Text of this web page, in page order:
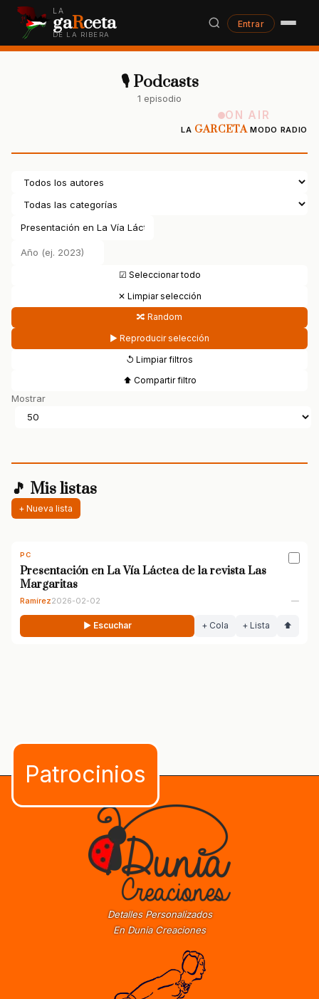
LA
gaRceta
DE LA RIBERA
Entrar
🎙 Podcasts
1 episodio
ON AIR
LA GARCETAMODO RADIO
☑ Seleccionar todo
✕ Limpiar selección
🔀 Random
▶ Reproducir selección
↺ Limpiar filtros
⬆ Compartir filtro
Mostrar
🎵 Mis listas
+ Nueva lista
PC
Presentación en La Vía Láctea de la revista Las
Margaritas
Ramírez2026-02-02 —
▶ Escuchar + Cola + Lista ⬆
Detalles Personalizados
En Dunia Creaciones